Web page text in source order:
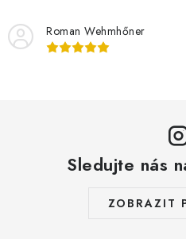
Roman Wehmhőner
Sledujte nás
ZOBRAZIT